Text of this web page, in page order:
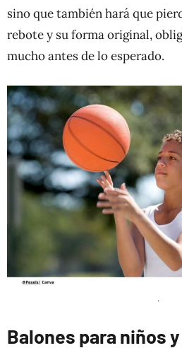
sino que también hará que
rebote y su forma original,
mucho antes de lo esperado.
.
Balones para niños